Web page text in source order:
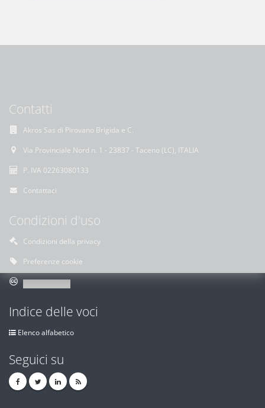
Contatti
Akros Sas di Pirovano Brigida e C.
Via Provinciale Nord n. 1 - 23837 - Taceno (LC), ITALIA
P. IVA 02263080133
Contattaci
Condizioni d'uso
Condizioni della privacy
Preferenze cookie
Indice delle voci
Elenco alfabetico
Seguici su